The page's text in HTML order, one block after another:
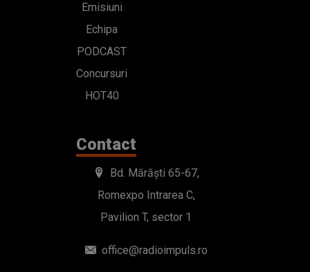
Emisiuni
Echipa
PODCAST
Concursuri
HOT40
Contact
Bd. Mărăști 65-67,
Romexpo Intrarea C,
Pavilion T, sector 1
office@radioimpuls.ro